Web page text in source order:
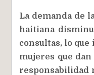
La demanda de
haitiana
consultas, lo
mujeres que
responsabilidad